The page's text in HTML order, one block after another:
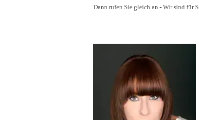
Dann rufen Sie gleich an - Wir sind für